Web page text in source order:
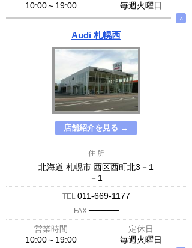
10:00～19:00
毎週火曜日
∧
Audi 札幌西
店舗紹介を見る →
住 所
北海道 札幌市 西区西町北3－1
－1
TEL 011-669-1177
FAX ─────
営業時間
定休日
10:00～19:00
毎週火曜日